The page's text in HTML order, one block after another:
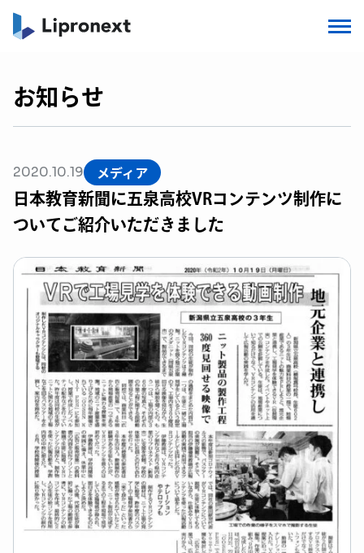
お知らせ
2020.10.19 メディア
日本教育新聞に五泉高校VRコンテンツ制作に
ついてご紹介いただきました